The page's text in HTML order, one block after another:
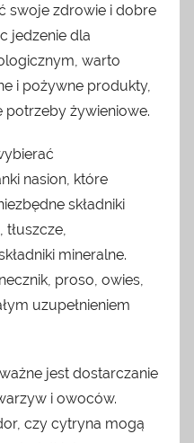
swoje zdrowie i dobre
jedzenie dla
warto
i pożywne produkty,
potrzeby żywieniowe.
nasion, które
składniki
tłuszcze,
mineralne.
proso, owies,
uzupełnieniem
jest dostarczanie
i owoców.
czy cytryna mogą